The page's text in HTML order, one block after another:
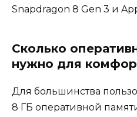
Snapdragon 8 Gen 3 и
Сколько
нужно для
Для большинства
8 ГБ оперативной